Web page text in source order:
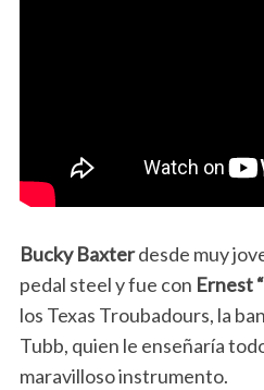
Bucky Baxterdesde muy
pedal steel y fue con Ernest
los Texas Troubadours, la
Tubb, quien le enseñaría
maravilloso instrumento.